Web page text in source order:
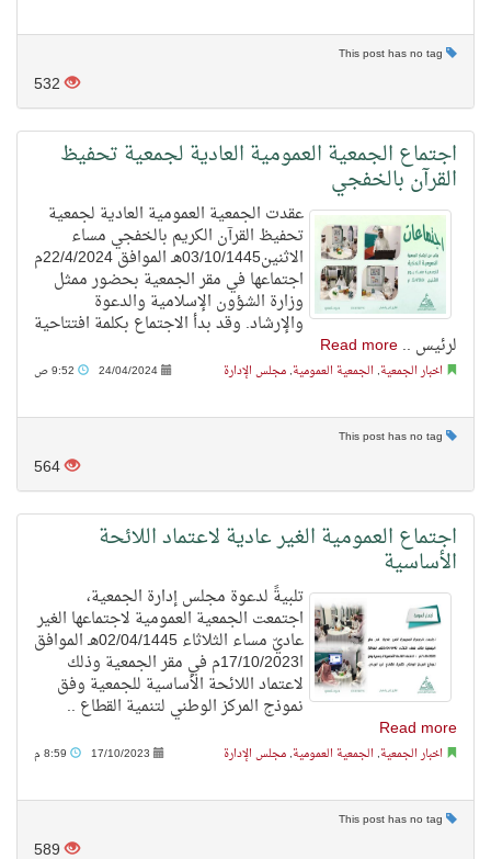
532
اجتماع الجمعية العمومية العادية لجمعية تحفيظ
القرآن بالخفجي
عقدت الجمعية العمومية العادية لجمعية
تحفيظ القرآن الكريم بالخفجي مساء
الاثنين03/10/1445هـ الموافق 22/4/2024م
اجتماعها في مقر الجمعية بحضور ممثل
وزارة الشؤون الإسلامية والدعوة
والإرشاد. وقد بدأ الاجتماع بكلمة افتتاحية
لرئيس ..Read more
اخبار الجمعية, الجمعية العمومية, مجلس الإدارة 24/04/2024
564
اجتماع العمومية الغير عادية لاعتماد اللائحة
الأساسية
تلبيةً لدعوة مجلس إدارة الجمعية،
اجتمعت الجمعية العمومية لاجتماعها الغير
عاديّ مساء الثلاثاء 02/04/1445هـ الموافق
ا17/10/2023م في مقر الجمعية وذلك
لاعتماد اللائحة الأساسية للجمعية وفق
نموذج المركز الوطني لتنمية القطاع ..
Read more
اخبار الجمعية, الجمعية العمومية, مجلس الإدارة 17/10/2023
589